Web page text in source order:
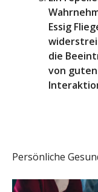
Essig
die
von
Persönliche